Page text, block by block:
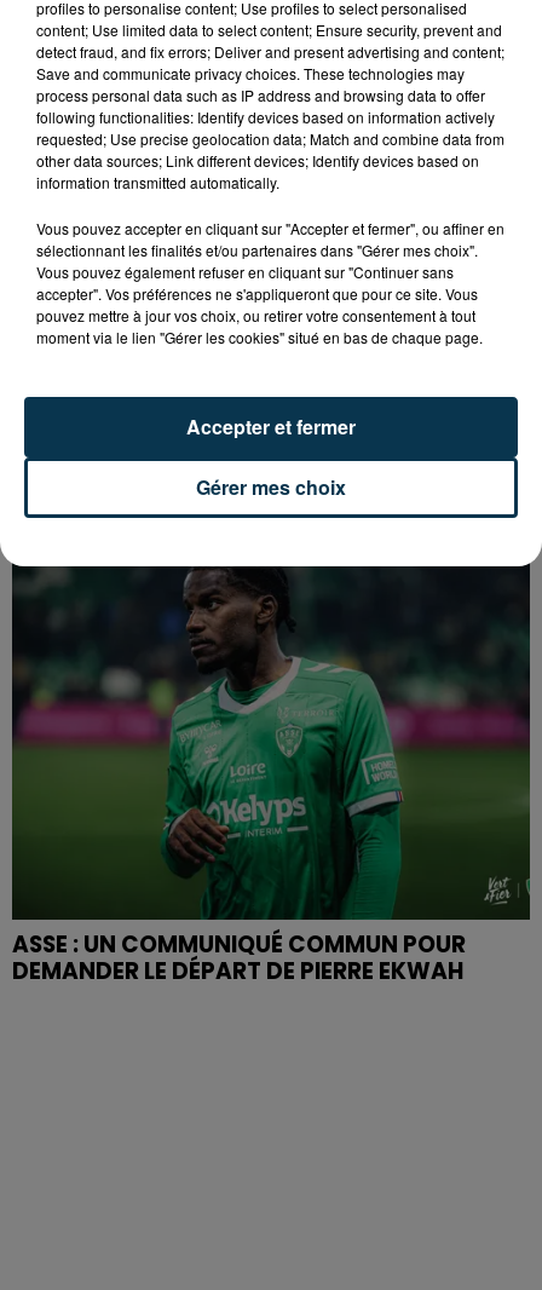
APRÈS UN CASSE EN HAUTE-LOIRE, LES
VOLEURS ARRÊTÉS À...
SAINT-ETIENNE : DÉPART DE FEU RUE ROGER
SALENGRO, LE SECTEUR À ÉVITER
ASSE : UN COMMUNIQUÉ COMMUN POUR
DEMANDER LE DÉPART DE PIERRE EKWAH
profiles to personalise content; Use profiles to select personalised
content; Use limited data to select content; Ensure security, prevent and
detect fraud, and fix errors; Deliver and present advertising and content;
Save and communicate privacy choices. These technologies may
process personal data such as IP address and browsing data to offer
following functionalities: Identify devices based on information actively
requested; Use precise geolocation data; Match and combine data from
other data sources; Link different devices; Identify devices based on
information transmitted automatically.
Vous pouvez accepter en cliquant sur "Accepter et fermer", ou affiner en
sélectionnant les finalités et/ou partenaires dans "Gérer mes choix".
Vous pouvez également refuser en cliquant sur "Continuer sans
accepter". Vos préférences ne s'appliqueront que pour ce site. Vous
pouvez mettre à jour vos choix, ou retirer votre consentement à tout
moment via le lien "Gérer les cookies" situé en bas de chaque page.
Gérer mes choix
Accepter et fermer